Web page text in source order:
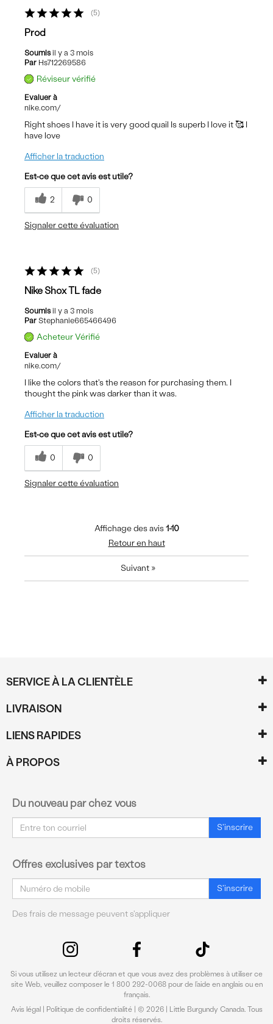
5
Prod
Soumisil y a 3 mois
Par Hs712269586
Réviseur vérifié
Evaluer à
nike.com/
Right shoes I have it is very good quail Is superb I love it 🥰 I
have love
Afficher la traduction
Est-ce que cet avis est utile?
2 0
Signaler cette évaluation
5
Nike Shox TL fade
Soumisil y a 3 mois
Par Stephanie665466496
Acheteur Vérifié
Evaluer à
nike.com/
I like the colors that's the reason for purchasing them. I
thought the pink was darker than it was.
Afficher la traduction
Est-ce que cet avis est utile?
0 0
Signaler cette évaluation
Affichage des avis1-10
Retour en haut
Suivant »
SERVICE À LA CLIENTÈLE
LIVRAISON
LIENS RAPIDES
À PROPOS
Du nouveau par chez vous
Courriel S'inscrire
Offres exclusives par textos
Courriel S'inscrire
Des frais de message peuvent s'appliquer
Avis légal Politique de confidentialité | © 2026 | Little Burgundy Canada. Tous
droits réservés.
Si vous utilisez un lecteur d’écran et que vous avez des problèmes à utiliser ce
site Web, veuillez composer le 1 800 292-0068 pour de l’aide en anglais ou en
français.